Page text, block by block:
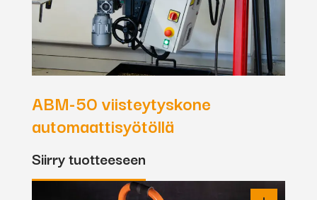
ABM-50 viisteytyskone
automaattisyötöllä
Siirry tuotteeseen